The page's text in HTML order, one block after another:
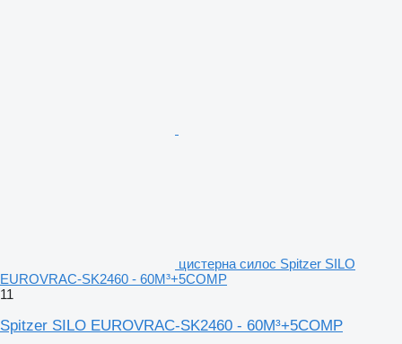
цистерна силос Spitzer SILO
EUROVRAC-SK2460 - 60M³+5COMP
11
Spitzer SILO EUROVRAC-SK2460 - 60M³+5COMP